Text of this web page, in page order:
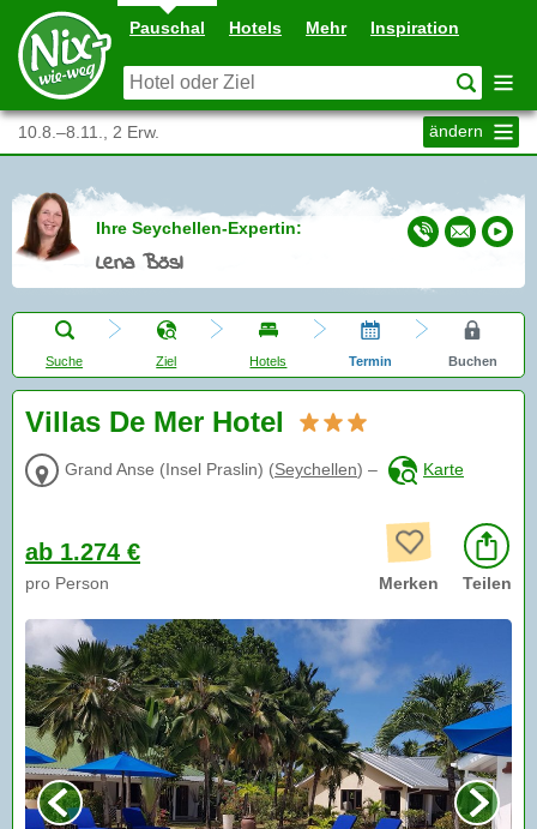
Pauschal Hotels Mehr Inspiration
10.8.–8.11., 2 Erw. ändern
Ihre Seychellen-Expertin:
Lena Bösl
Suche Ziel Hotels Termin Buchen
Villas De Mer Hotel
Grand Anse (Insel Praslin) (Seychellen) – Karte
ab 1.274 €
pro Person Merken Teilen